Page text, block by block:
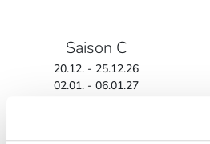
Saison C
20.12. - 25.12.26
02.01. - 06.01.27